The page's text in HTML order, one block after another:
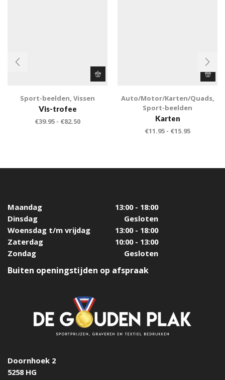
Sport-beelden, Vissen
Vis-trofee
€39.95 - €82.50
Auto/Motor/Karten/Quads,
Sport-beelden
Karten
€11.95 - €15.95
Maandag
13:00 - 18:00
Dinsdag
Gesloten
Woensdag t/m vrijdag
13:00 - 18:00
Zaterdag
10:00 - 13:00
Zondag
Gesloten
Buiten openingstijden op afspraak
Doornhoek 2
5258 HG